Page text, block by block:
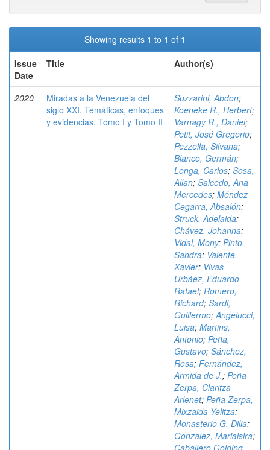
Showing results 1 to 1 of 1
Issue
Date
Title Author(s)
2020
Miradas a la Venezuela del
siglo XXI. Temáticas, enfoques
y evidencias. Tomo I y Tomo II
Suzzarini, Abdon;
Koeneke R., Herbert;
Varnagy R., Daniel;
Petit, José Gregorio;
Pezzella, Silvana;
Blanco, Germán;
Longa, Carlos; Sosa,
Allan; Salcedo, Ana
Mercedes; Méndez
Cegarra, Absalón;
Struck, Adelaida;
Chávez, Johanna;
Vidal, Mony; Pinto,
Sandra; Valente,
Xavier; Vivas
Urbáez, Eduardo
Rafael; Romero,
Richard; Sardi,
Guillermo;Angelucci,
Luisa; Martins,
Antonio; Peña,
Gustavo; Sánchez,
Rosa; Fernández,
Armida de J.; Peña
Zerpa, Claritza
Arlenet; Peña Zerpa,
Mixzaida Yelitza;
Monasterio G, Dilia;
González, Marialsira;
Caballero Golding,